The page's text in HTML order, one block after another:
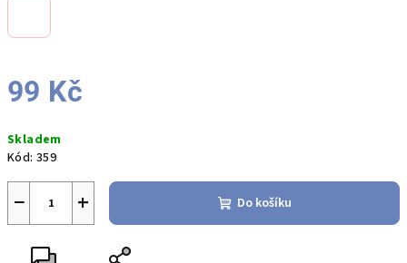
99 Kč
cena:
Skladem
Kód: 359
+
− Do košíku